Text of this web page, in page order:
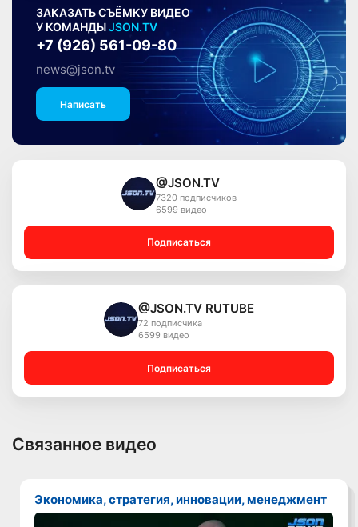
ЗАКАЗАТЬ СЪЁМКУ ВИДЕО
У КОМАНДЫJSON.TV
+7 (926) 561-09-80
news@json.tv
Написать
@JSON.TV
7320 подписчиков
6599 видео
Подписаться
@JSON.TV RUTUBE
72 подписчика
6599 видео
Подписаться
Связанное видео
Экономика, стратегия, инновации, менеджмент